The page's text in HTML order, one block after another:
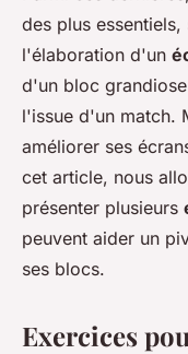
des plus
l'élaboration d'un
d'un bloc
l'issue d'un match.
améliorer ses
cet article, nous
présenter plusieurs
peuvent aider un
ses blocs.
Exercices